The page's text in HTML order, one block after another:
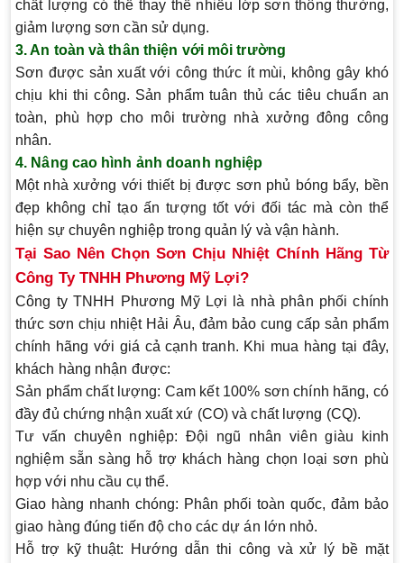
chất lượng có thể thay thế nhiều lớp sơn thông thường,
giảm lượng sơn cần sử dụng.
3. An toàn và thân thiện với môi trường
Sơn được sản xuất với công thức ít mùi, không gây khó
chịu khi thi công. Sản phẩm tuân thủ các tiêu chuẩn an
toàn, phù hợp cho môi trường nhà xưởng đông công
nhân.
4. Nâng cao hình ảnh doanh nghiệp
Một nhà xưởng với thiết bị được sơn phủ bóng bẩy, bền
đẹp không chỉ tạo ấn tượng tốt với đối tác mà còn thể
hiện sự chuyên nghiệp trong quản lý và vận hành.
Tại Sao Nên Chọn Sơn Chịu Nhiệt Chính Hãng Từ
Công Ty TNHH Phương Mỹ Lợi?
Công ty TNHH Phương Mỹ Lợi là nhà phân phối chính
thức sơn chịu nhiệt Hải Âu, đảm bảo cung cấp sản phẩm
chính hãng với giá cả cạnh tranh. Khi mua hàng tại đây,
khách hàng nhận được:
Sản phẩm chất lượng: Cam kết 100% sơn chính hãng, có
đầy đủ chứng nhận xuất xứ (CO) và chất lượng (CQ).
Tư vấn chuyên nghiệp: Đội ngũ nhân viên giàu kinh
nghiệm sẵn sàng hỗ trợ khách hàng chọn loại sơn phù
hợp với nhu cầu cụ thể.
Giao hàng nhanh chóng: Phân phối toàn quốc, đảm bảo
giao hàng đúng tiến độ cho các dự án lớn nhỏ.
Hỗ trợ kỹ thuật: Hướng dẫn thi công và xử lý bề mặt